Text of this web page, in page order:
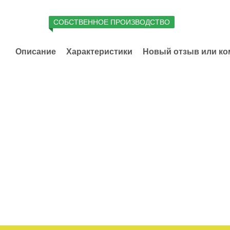
СОБСТВЕННОЕ ПРОИЗВОДСТВО
Описание Характеристики Новый отзыв или